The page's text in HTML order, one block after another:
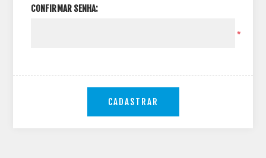
CONFIRMAR SENHA:
*
CADASTRAR